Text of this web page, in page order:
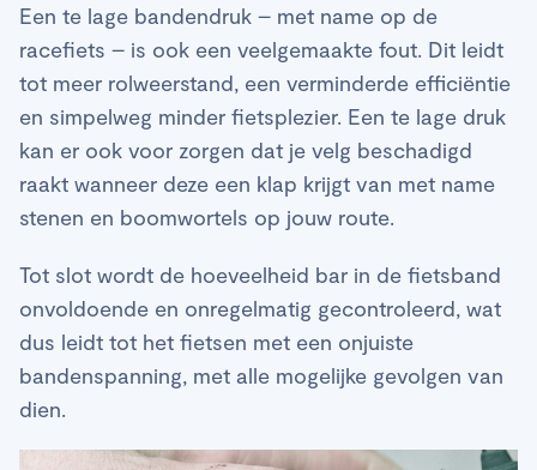
Een te lage bandendruk – met name op de
racefiets – is ook een veelgemaakte fout. Dit leidt
tot meer rolweerstand, een verminderde efficiëntie
en simpelweg minder fietsplezier. Een te lage druk
kan er ook voor zorgen dat je velg beschadigd
raakt wanneer deze een klap krijgt van met name
stenen en boomwortels op jouw route.
Tot slot wordt de hoeveelheid bar in de fietsband
onvoldoende en onregelmatig gecontroleerd, wat
dus leidt tot het fietsen met een onjuiste
bandenspanning, met alle mogelijke gevolgen van
dien.